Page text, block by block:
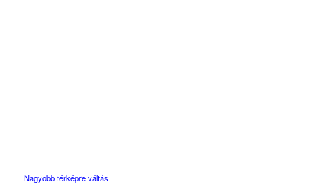
Nagyobb térképre váltás